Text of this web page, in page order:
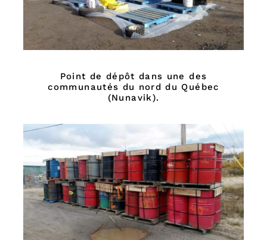
Point de dépôt dans une des
communautés du nord du Québec
(Nunavik).